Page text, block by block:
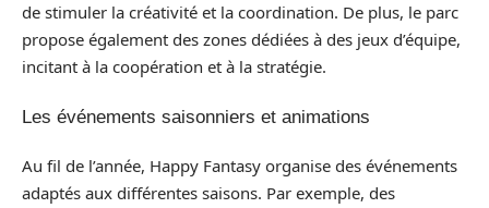
de stimuler la créativité et la coordination. De plus, le parc
propose également des zones dédiées à des jeux d’équipe,
incitant à la coopération et à la stratégie.
Les événements saisonniers et animations
Au fil de l’année, Happy Fantasy organise des événements
adaptés aux différentes saisons. Par exemple, des